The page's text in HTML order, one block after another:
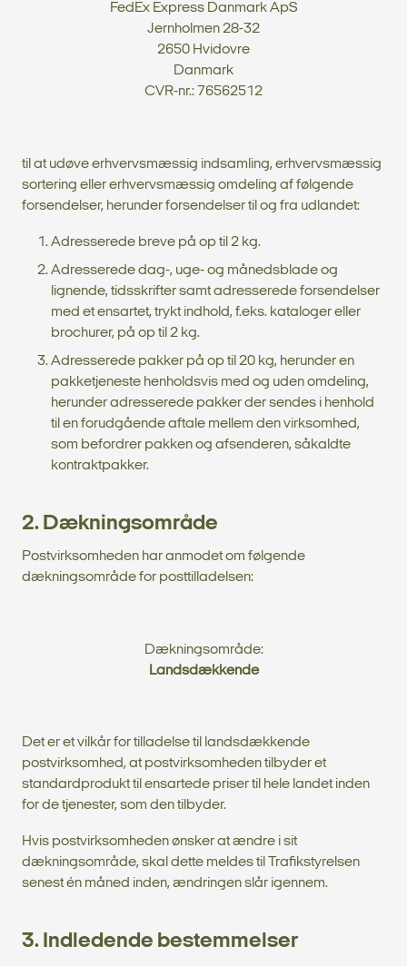
FedEx Express Danmark ApS
Jernholmen 28-32
2650 Hvidovre
Danmark
CVR-nr.: 76562512
til at udøve erhvervsmæssig indsamling, erhvervsmæssig
sortering eller erhvervsmæssig omdeling af følgende
forsendelser, herunder forsendelser til og fra udlandet:
Adresserede breve på op til 2 kg.
Adresserede dag-, uge- og månedsblade og
lignende, tidsskrifter samt adresserede forsendelser
med et ensartet, trykt indhold, f.eks. kataloger eller
brochurer, på op til 2 kg.
Adresserede pakker på op til 20 kg, herunder en
pakketjeneste henholdsvis med og uden omdeling,
herunder adresserede pakker der sendes i henhold
til en forudgående aftale mellem den virksomhed,
som befordrer pakken og afsenderen, såkaldte
kontraktpakker.
2. Dækningsområde
Postvirksomheden har anmodet om følgende
dækningsområde for posttilladelsen:
Dækningsområde:
Landsdækkende
Det er et vilkår for tilladelse til landsdækkende
postvirksomhed, at postvirksomheden tilbyder et
standardprodukt til ensartede priser til hele landet inden
for de tjenester, som den tilbyder.
Hvis postvirksomheden ønsker at ændre i sit
dækningsområde, skal dette meldes til Trafikstyrelsen
senest én måned inden, ændringen slår igennem.
3. Indledende bestemmelser